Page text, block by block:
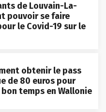
de Louvain-La-
pouvoir se faire
le Covid-19 sur le
obtenir le pass
de 80 euros pour
temps en Wallonie